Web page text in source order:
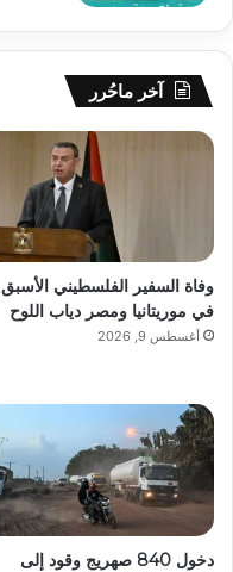
آخر ماحُرر
وفاة السفير الفلسطيني الأسبق
في موريتانيا ومصر دياب اللوح
أغسطس 9, 2026
دخول 840 صهريج وقود إلى